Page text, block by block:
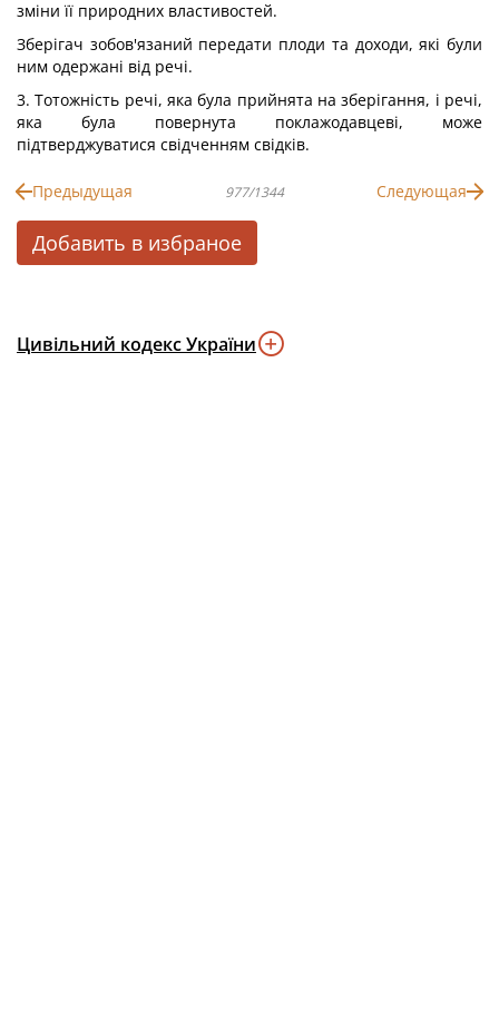
зміни її природних властивостей.
Зберігач зобов'язаний передати плоди та доходи, які були
ним одержані від речі.
3. Тотожність речі, яка була прийнята на зберігання, і речі,
яка була повернута поклажодавцеві, може
підтверджуватися свідченням свідків.
Предыдущая 977/1344 Следующая
Добавить в избраное
Цивільний кодекс України